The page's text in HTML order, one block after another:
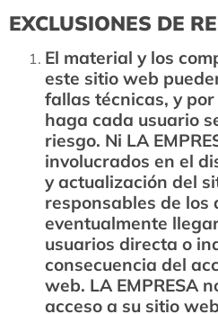
EXCLUSIONES DE
El material y los
este sitio web
fallas técnicas, y
haga cada usuario
riesgo. Ni LA
involucrados en el
y actualización del
responsables de los
eventualmente
usuarios directa o
consecuencia del
web. LA EMPRESA
acceso a su sitio